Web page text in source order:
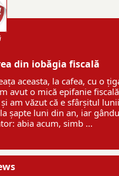
din iobăgia fiscală
aceasta, la cafea, cu o
avut o mică epifanie
am văzut că e sfârșitul
șapte luni din an, iar
abia acum, simb ...